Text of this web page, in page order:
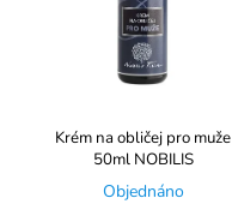
Krém na obličej pro muže
50ml NOBILIS
Objednáno